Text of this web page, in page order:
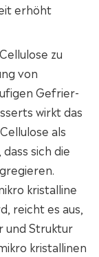
erhöht
zu
von
Gefrier-
wirkt das
als
sich die
kristalline
reicht es aus,
und Struktur
kristallinen